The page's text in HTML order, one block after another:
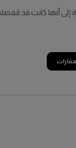
أنها كانت قد